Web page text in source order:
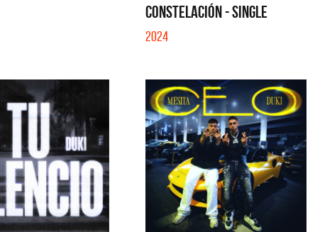
CONSTELACIÓN - SINGLE
2024